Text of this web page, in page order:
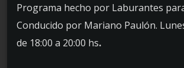
Programa hecho por Laburantes
Conducido por Mariano Paulón.
de 18:00 a 20:00 hs.